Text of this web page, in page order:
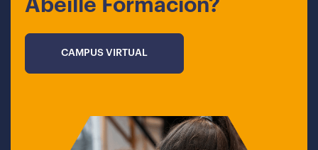
Abeille Formación?
CAMPUS VIRTUAL